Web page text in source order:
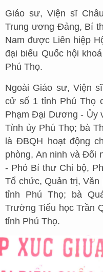
Giáo sư, Viện sĩ
Trung ương Đảng, Bí
Nam được Liên hiệp
đại biểu Quốc hội
Phú Thọ.
Ngoài Giáo sư, Viện
cử số 1 tỉnh Phú Thọ
Phạm Đại Dương - Ủy
Tỉnh ủy Phú Thọ; bà
là ĐBQH hoạt động
phòng, An ninh và Đối
- Phó Bí thư Chi bộ,
Tổ chức, Quản trị,
tỉnh Phú Thọ; bà
Trường Tiểu học Trần
tỉnh Phú Thọ.